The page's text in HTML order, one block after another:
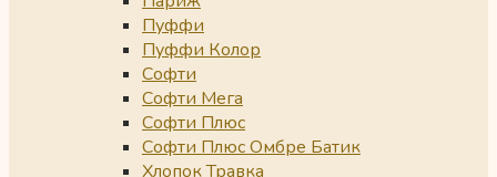
Пуффи
Пуффи Колор
Софти
Софти Мега
Софти Плюс
Софти Плюс Омбре Батик
Хлопок Травка